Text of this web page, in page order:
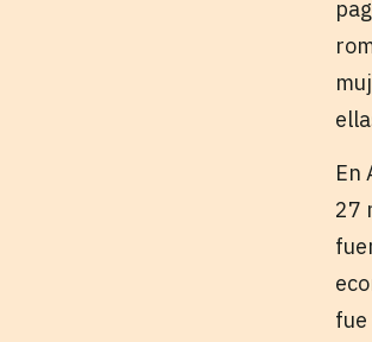
En
27
fue